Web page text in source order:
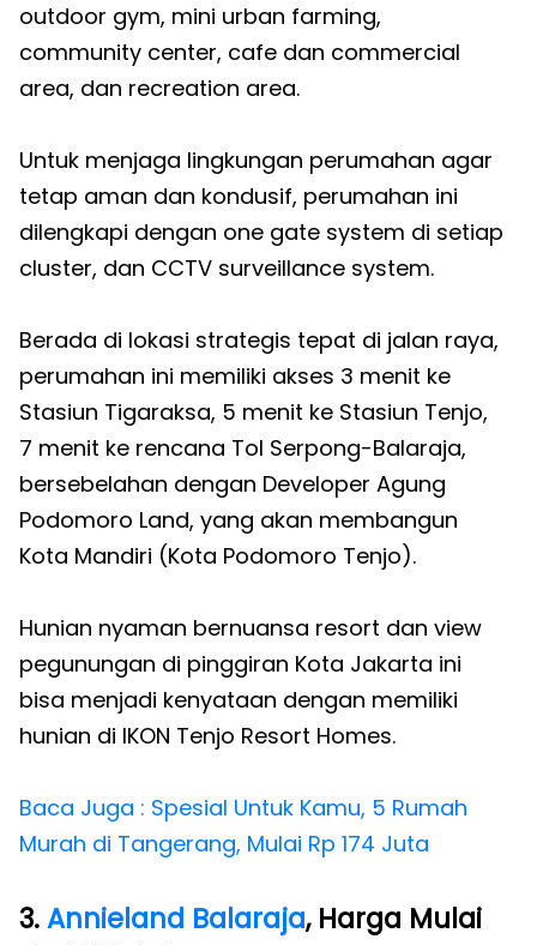
outdoor gym, mini urban farming,
community center, cafe dan commercial
area, dan recreation area.
Untuk menjaga lingkungan perumahan agar
tetap aman dan kondusif, perumahan ini
dilengkapi dengan one gate system di setiap
cluster, dan CCTV surveillance system.
Berada di lokasi strategis tepat di jalan raya,
perumahan ini memiliki akses 3 menit ke
Stasiun Tigaraksa, 5 menit ke Stasiun Tenjo,
7 menit ke rencana Tol Serpong-Balaraja,
bersebelahan dengan Developer Agung
Podomoro Land, yang akan membangun
Kota Mandiri (Kota Podomoro Tenjo).
Hunian nyaman bernuansa resort dan view
pegunungan di pinggiran Kota Jakarta ini
bisa menjadi kenyataan dengan memiliki
hunian di IKON Tenjo Resort Homes.
Baca Juga : Spesial Untuk Kamu, 5 Rumah
Murah di Tangerang, Mulai Rp 174 Juta
3.Annieland Balaraja, Harga Mulai